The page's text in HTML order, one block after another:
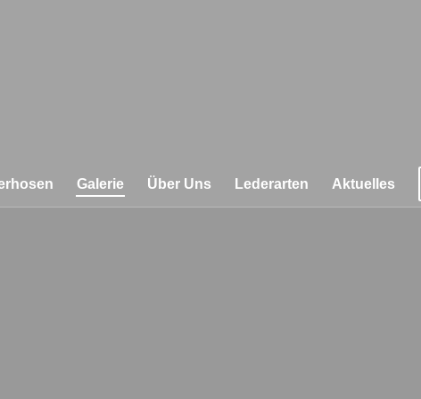
Galerie Über Uns Lederarten Aktuelles